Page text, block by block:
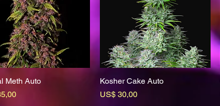
Vista rápida
Meth Auto
Vista rápida
Kosher Cake Auto
Precio
US$ 30,00